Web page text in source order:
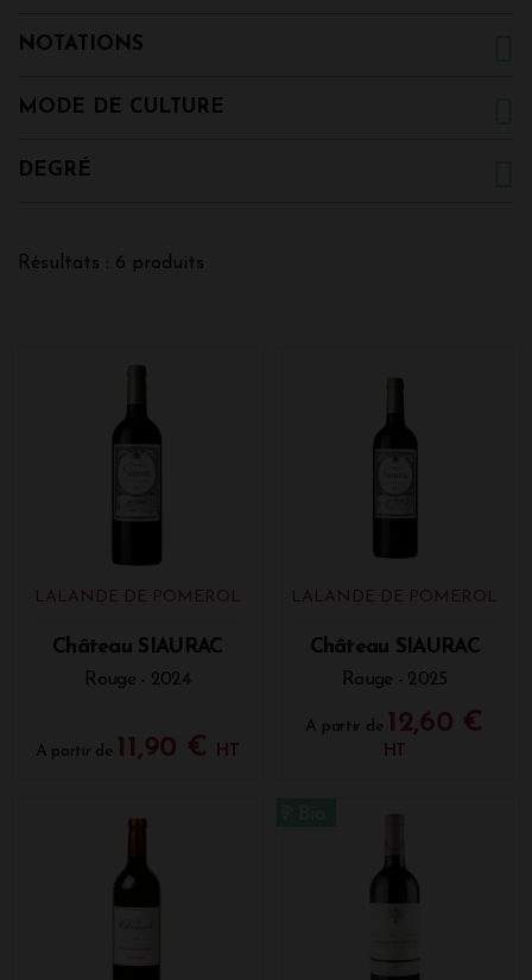
NOTATIONS
MODE DE CULTURE
DEGRÉ
Résultats : 6 produits
LALANDE DE POMEROL
Château SIAURAC
Rouge - 2024
A partir de 11,90 € HT
LALANDE DE POMEROL
Château SIAURAC
Rouge - 2025
A partir de 12,60 €
HT